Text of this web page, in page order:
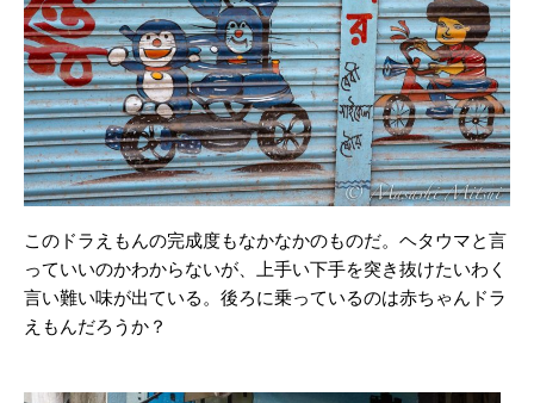
このドラえもんの完成度もなかなかのものだ。ヘタウマと言
っていいのかわからないが、上手い下手を突き抜けたいわく
言い難い味が出ている。後ろに乗っているのは赤ちゃんドラ
えもんだろうか？